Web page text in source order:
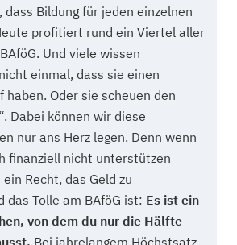
Bildung für jeden einzelnen
profitiert rund ein Viertel aller
Und viele wissen
einmal, dass sie einen
haben. Oder sie scheuen den
Dabei können wir diese
nur ans Herz legen. Denn wenn
finanziell nicht unterstützen
Recht, das Geld zu
das Tolle am BAföG ist: Es ist ein
von dem du nur die Hälfte